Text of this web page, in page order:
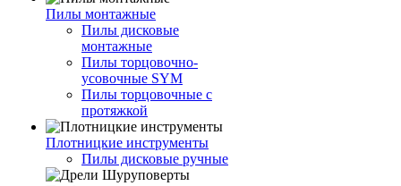
Пилы монтажные
Пилы дисковые
монтажные
Пилы торцовочно-
усовочные SYM
Пилы торцовочные с
протяжкой
Плотницкие инструменты
Пилы дисковые ручные